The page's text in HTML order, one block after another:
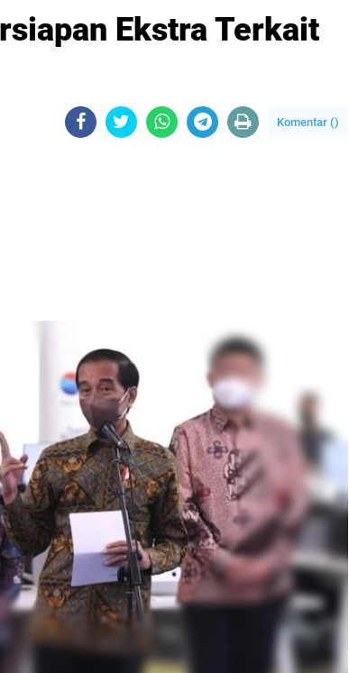
Ekstra Terkait
Komentar ()